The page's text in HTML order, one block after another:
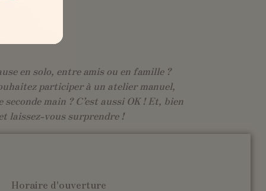
en solo, entre amis ou en famille ?
participer à un atelier manuel,
main ? C’est aussi OK ! Et, bien
laissez-vous surprendre !
Horaire d'ouverture